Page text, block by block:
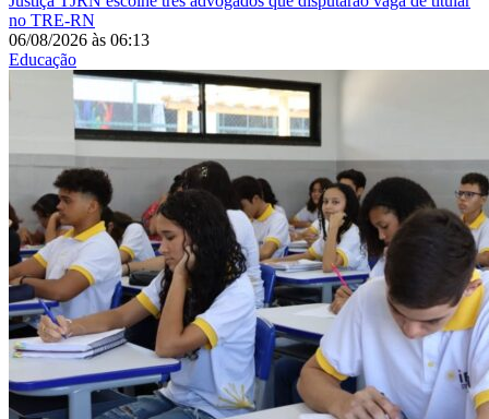
no TRE-RN
06/08/2026 às 06:13
Educação